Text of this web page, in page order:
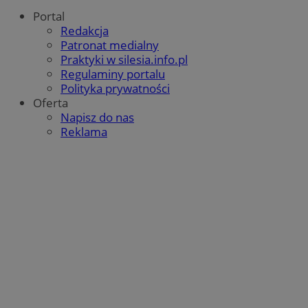
Portal
Redakcja
Patronat medialny
Praktyki w silesia.info.pl
Regulaminy portalu
Polityka prywatności
Oferta
Napisz do nas
Reklama